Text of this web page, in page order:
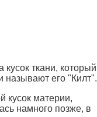
ткани, который
называют его "Килт".
кусок материи,
намного позже, в